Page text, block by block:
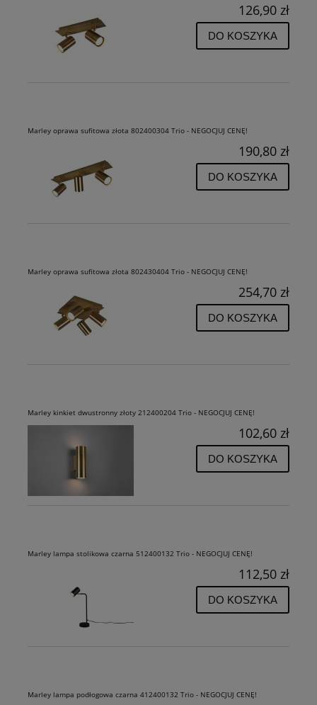
126,90 zł
DO KOSZYKA
Marley oprawa sufitowa złota 802400304 Trio - NEGOCJUJ CENĘ!
190,80 zł
DO KOSZYKA
Marley oprawa sufitowa złota 802430404 Trio - NEGOCJUJ CENĘ!
254,70 zł
DO KOSZYKA
Marley kinkiet dwustronny złoty 212400204 Trio - NEGOCJUJ CENĘ!
102,60 zł
DO KOSZYKA
Marley lampa stolikowa czarna 512400132 Trio - NEGOCJUJ CENĘ!
112,50 zł
DO KOSZYKA
Marley lampa podłogowa czarna 412400132 Trio - NEGOCJUJ CENĘ!